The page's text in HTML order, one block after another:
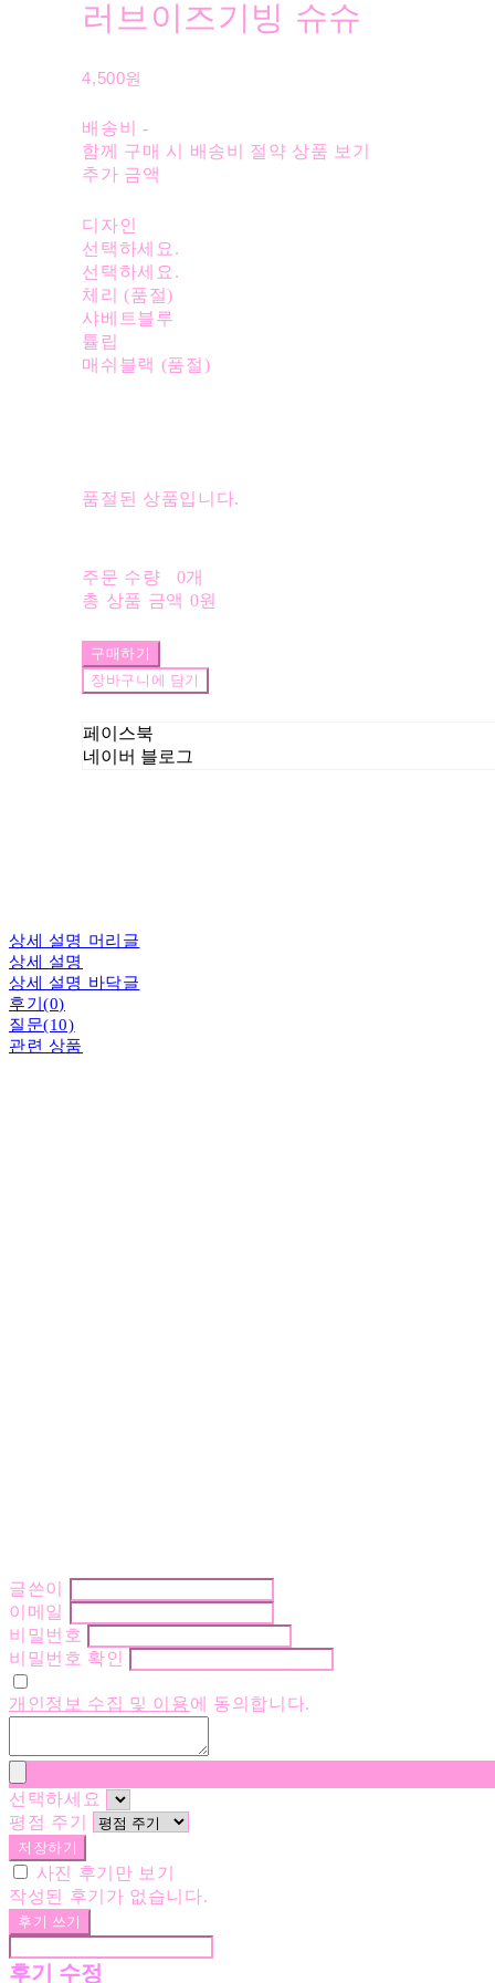
러브이즈기빙 슈슈
4,500원
배송비 -
함께 구매 시 배송비 절약 상품 보기
추가 금액
디자인
선택하세요.
선택하세요.
체리 (품절)
샤베트블루
튤립
매쉬블랙 (품절)
품절된 상품입니다.
주문 수량
0개
총 상품 금액 0원
구매하기
장바구니에 담기
페이스북
네이버 블로그
상세 설명 머리글
상세 설명
상세 설명 바닥글
후기(0)
질문(10)
관련 상품
글쓴이
이메일
비밀번호
비밀번호 확인
개인정보 수집 및 이용에 동의합니다.
선택하세요
평점 주기
저장하기
사진 후기만 보기
작성된 후기가 없습니다.
후기 쓰기
후기 수정